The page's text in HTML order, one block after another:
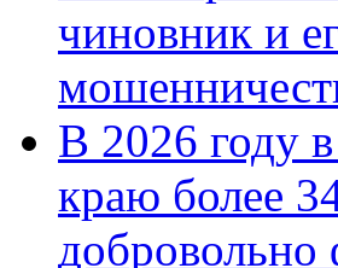
чиновник и
В 2026 году
краю более